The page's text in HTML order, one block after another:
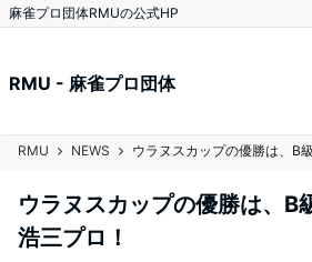
麻雀プロ団体RMUの公式HP
RMU - 麻雀プロ団体
RMU NEWS ウラヌスカップの優勝は、B
ウラヌスカップの優勝は、B
浩三プロ！